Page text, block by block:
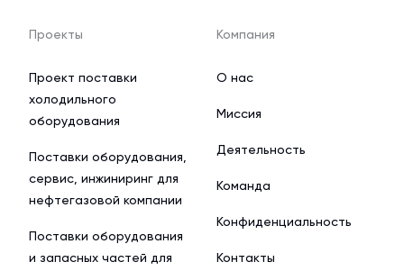
Проекты
Проект поставки
холодильного
оборудования
Поставки оборудования,
сервис, инжиниринг для
нефтегазовой компании
Поставки оборудования
и запасных частей для
Компания
О нас
Миссия
Деятельность
Команда
Конфиденциальность
Контакты